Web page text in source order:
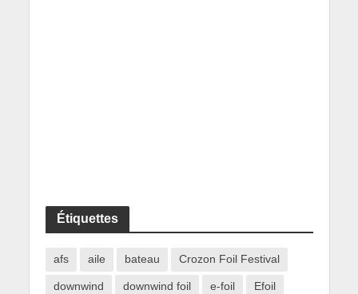
Étiquettes
afs aile bateau Crozon Foil Festival
downwind downwind foil e-foil Efoil